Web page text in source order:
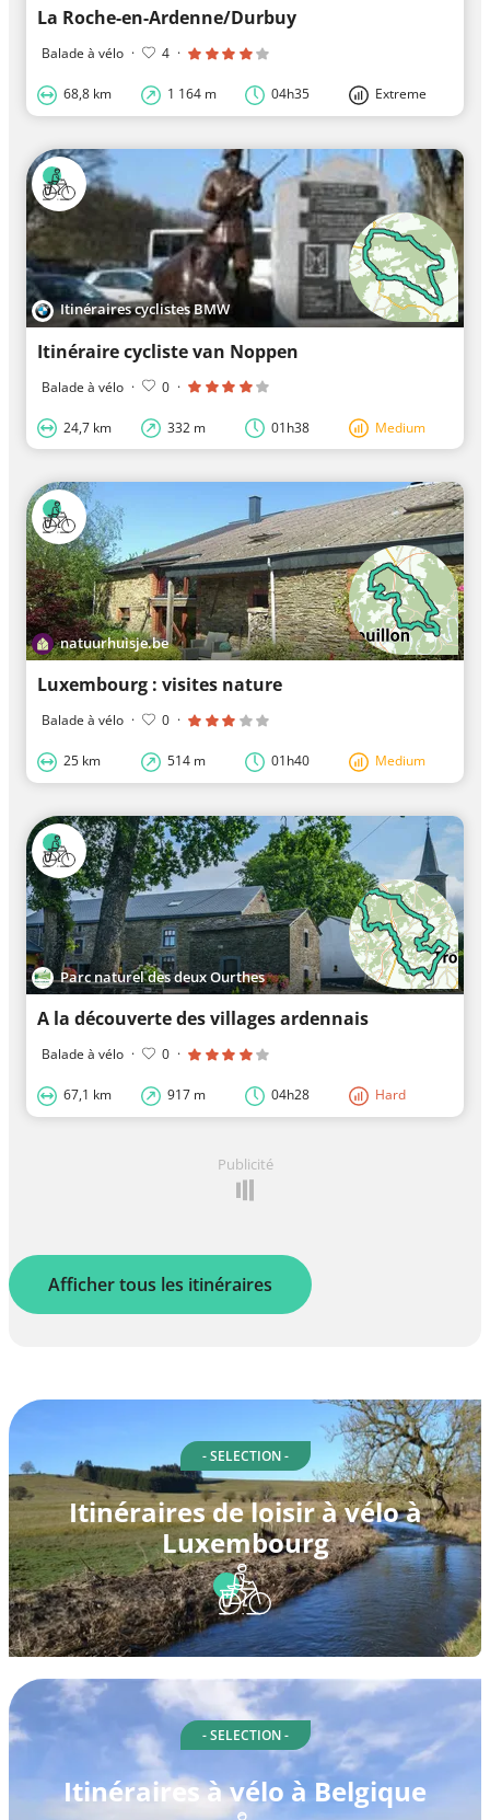
La Roche-en-Ardenne/Durbuy
Balade à vélo · 4 ·
68,8 km 1 164 m 04h35 Extreme
Itinéraires cyclistes BMW
Itinéraire cycliste van Noppen
Balade à vélo · 0 ·
24,7 km 332 m 01h38 Medium
natuurhuisje.be
Luxembourg : visites nature
Balade à vélo · 0 ·
25 km 514 m 01h40 Medium
Parc naturel des deux Ourthes
A la découverte des villages ardennais
Balade à vélo · 0 ·
67,1 km 917 m 04h28 Hard
Publicité
Afficher tous les itinéraires
- SELECTION -
Itinéraires de loisir à vélo à
Luxembourg
- SELECTION -
Itinéraires à vélo à Belgique